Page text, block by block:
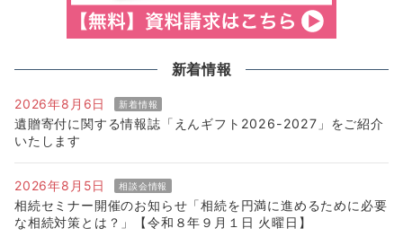
新着情報
2026年8月6日 新着情報
遺贈寄付に関する情報誌「えんギフト2026-2027」をご紹介
いたします
2026年8月5日 相談会情報
相続セミナー開催のお知らせ「相続を円満に進めるために必要
な相続対策とは？」【令和８年９月１日 火曜日】